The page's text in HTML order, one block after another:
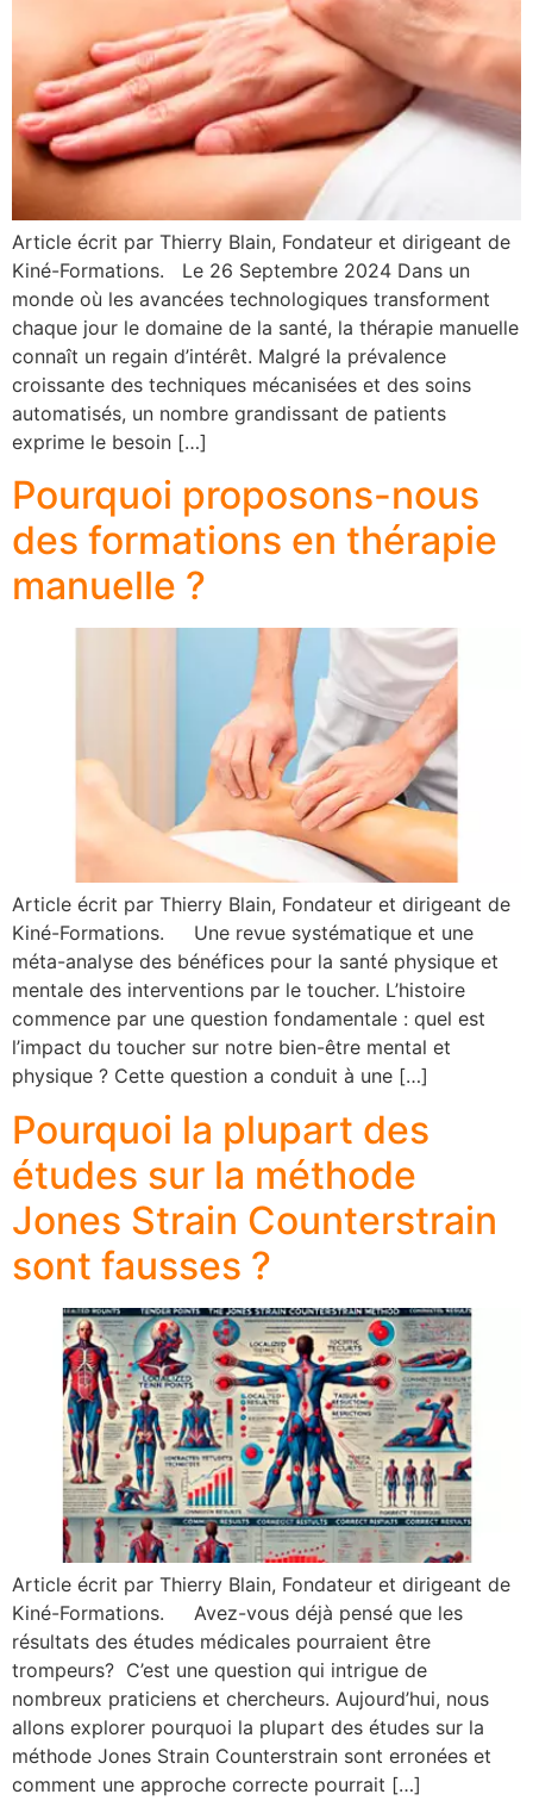
Article écrit par Thierry Blain, Fondateur et dirigeant de
Kiné-Formations. Le 26 Septembre 2024 Dans un
monde où les avancées technologiques transforment
chaque jour le domaine de la santé, la thérapie manuelle
connaît un regain d’intérêt. Malgré la prévalence
croissante des techniques mécanisées et des soins
automatisés, un nombre grandissant de patients
exprime le besoin […]
Pourquoi proposons-nous
des formations en thérapie
manuelle ?
Article écrit par Thierry Blain, Fondateur et dirigeant de
Kiné-Formations. Une revue systématique et une
méta-analyse des bénéfices pour la santé physique et
mentale des interventions par le toucher. L’histoire
commence par une question fondamentale : quel est
l’impact du toucher sur notre bien-être mental et
physique ? Cette question a conduit à une […]
Pourquoi la plupart des
études sur la méthode
Jones Strain Counterstrain
sont fausses ?
Article écrit par Thierry Blain, Fondateur et dirigeant de
Kiné-Formations. Avez-vous déjà pensé que les
résultats des études médicales pourraient être
trompeurs? C’est une question qui intrigue de
nombreux praticiens et chercheurs. Aujourd’hui, nous
allons explorer pourquoi la plupart des études sur la
méthode Jones Strain Counterstrain sont erronées et
comment une approche correcte pourrait […]